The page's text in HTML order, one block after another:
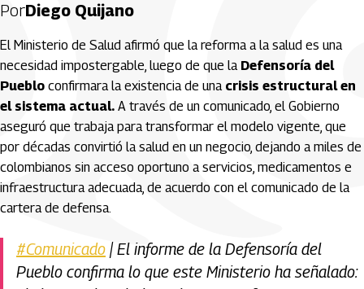
PorDiego Quijano
El Ministerio de Salud afirmó que la reforma a la salud es una
necesidad impostergable, luego de que la Defensoría del
Pueblo confirmara la existencia de una crisis estructural en
el sistema actual. A través de un comunicado, el Gobierno
aseguró que trabaja para transformar el modelo vigente, que
por décadas convirtió la salud en un negocio, dejando a miles de
colombianos sin acceso oportuno a servicios, medicamentos e
infraestructura adecuada, de acuerdo con el comunicado de la
cartera de defensa.
#Comunicado | El informe de la Defensoría del
Pueblo confirma lo que este Ministerio ha señalado: